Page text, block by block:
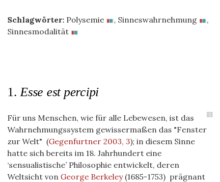
Schlagwörter: Polysemie , Sinneswahrnehmung
,
Sinnesmodalität
1.Esse est percipi
1
Für uns Menschen, wie für alle Lebewesen, ist das
Wahrnehmungssystem gewissermaßen das "Fenster
zur Welt" (Gegenfurtner 2003, 3); in diesem Sinne
hatte sich bereits im 18. Jahrhundert eine
‘sensualistische’ Philosophie entwickelt, deren
Weltsicht von George Berkeley(1685-1753) prägnant